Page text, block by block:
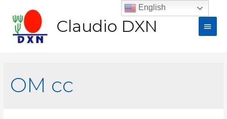
Claudio DXN
OM cc
English